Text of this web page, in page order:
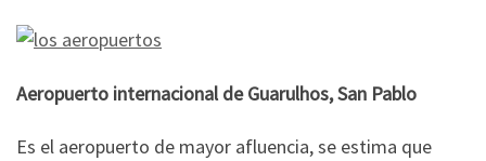
Aeropuerto internacional de Guarulhos, San Pablo
Es el aeropuerto de mayor afluencia, se estima que